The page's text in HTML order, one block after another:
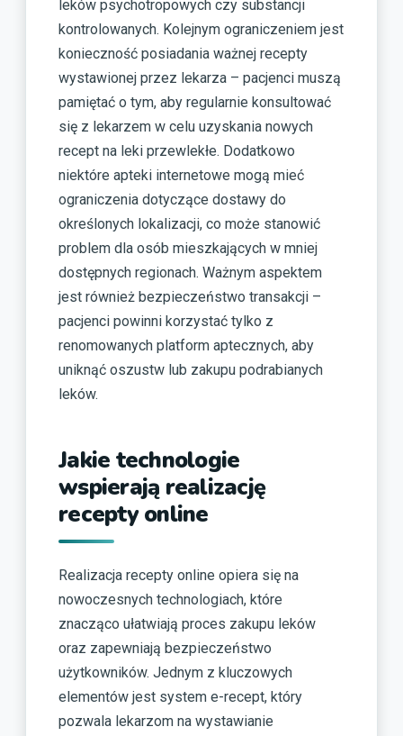
leków psychotropowych czy substancji
kontrolowanych. Kolejnym ograniczeniem jest
konieczność posiadania ważnej recepty
wystawionej przez lekarza – pacjenci muszą
pamiętać o tym, aby regularnie konsultować
się z lekarzem w celu uzyskania nowych
recept na leki przewlekłe. Dodatkowo
niektóre apteki internetowe mogą mieć
ograniczenia dotyczące dostawy do
określonych lokalizacji, co może stanowić
problem dla osób mieszkających w mniej
dostępnych regionach. Ważnym aspektem
jest również bezpieczeństwo transakcji –
pacjenci powinni korzystać tylko z
renomowanych platform aptecznych, aby
uniknąć oszustw lub zakupu podrabianych
leków.
Jakie technologie
wspierają realizację
recepty online
Realizacja recepty online opiera się na
nowoczesnych technologiach, które
znacząco ułatwiają proces zakupu leków
oraz zapewniają bezpieczeństwo
użytkowników. Jednym z kluczowych
elementów jest system e-recept, który
pozwala lekarzom na wystawianie